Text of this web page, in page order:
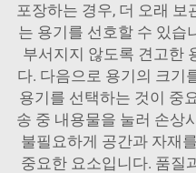
포장하는 경우, 더 오래 보
는 용기를 선호할 수 있습
부서지지 않도록 견고한
다. 다음으로 용기의 크기
용기를 선택하는 것이 중
송 중 내용물을 눌러 손상
불필요하게 공간과 자재
중요한 요소입니다. 품질